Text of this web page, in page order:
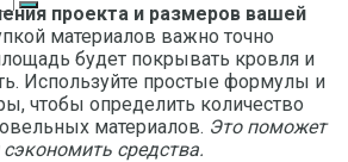
проекта и размеров вашей
материалов важно точно
будет покрывать кровля и
Используйте простые формулы и
чтобы определить количество
материалов. Это поможет
средства.